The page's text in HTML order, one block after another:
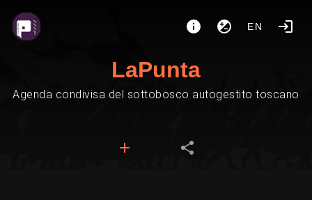
EN
LaPunta
Agenda condivisa del sottobosco autogestito toscano